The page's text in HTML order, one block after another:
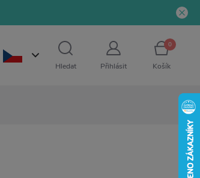
Hledat Přihlásit
0
Košík